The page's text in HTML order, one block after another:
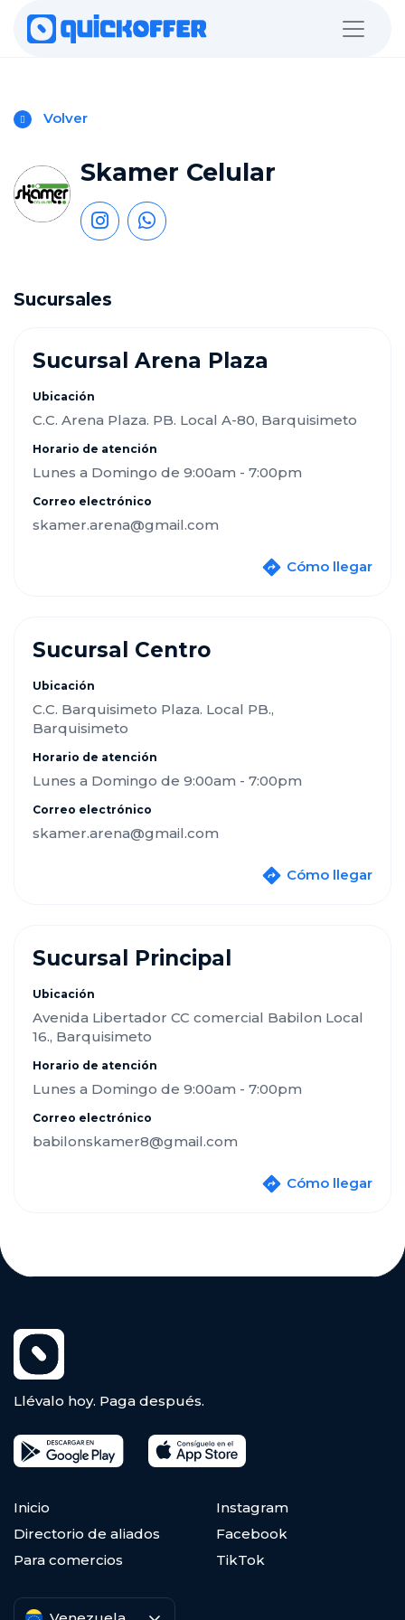
Volver
Skamer Celular
Sucursales
Sucursal Arena Plaza
Ubicación
C.C. Arena Plaza. PB. Local A-80, Barquisimeto
Horario de atención
Lunes a Domingo de 9:00am - 7:00pm
Correo electrónico
skamer.arena@gmail.com
Cómo llegar
Sucursal Centro
Ubicación
C.C. Barquisimeto Plaza. Local PB.,
Barquisimeto
Horario de atención
Lunes a Domingo de 9:00am - 7:00pm
Correo electrónico
skamer.arena@gmail.com
Cómo llegar
Sucursal Principal
Ubicación
Avenida Libertador CC comercial Babilon Local
16., Barquisimeto
Horario de atención
Lunes a Domingo de 9:00am - 7:00pm
Correo electrónico
babilonskamer8@gmail.com
Cómo llegar
Llévalo hoy. Paga después.
Inicio
Directorio de aliados
Para comercios
Instagram
Facebook
TikTok